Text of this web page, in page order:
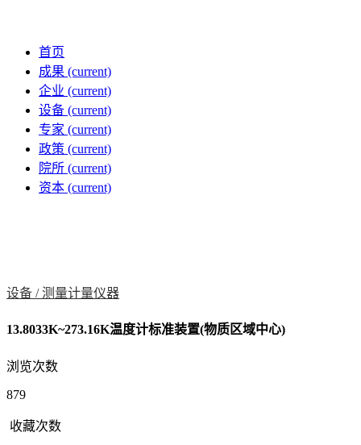
首页
成果 (current)
企业 (current)
设备 (current)
专家 (current)
政策 (current)
院所 (current)
资本 (current)
设备 /测量计量仪器
13.8033K~273.16K温度计标准装置(物质区域中心)
浏览次数
879
收藏次数